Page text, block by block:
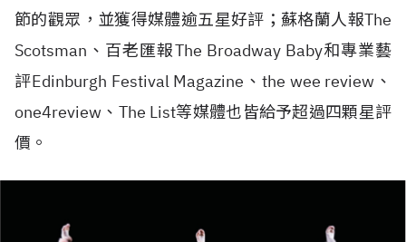
節的觀眾，並獲得媒體逾五星好評；蘇格蘭人報The
Scotsman 、百老匯報The Broadway Baby和專業藝
評Edinburgh Festival Magazine 、 the wee review 、
one4review 、 The List等媒體也皆給予超過四顆星評
價。